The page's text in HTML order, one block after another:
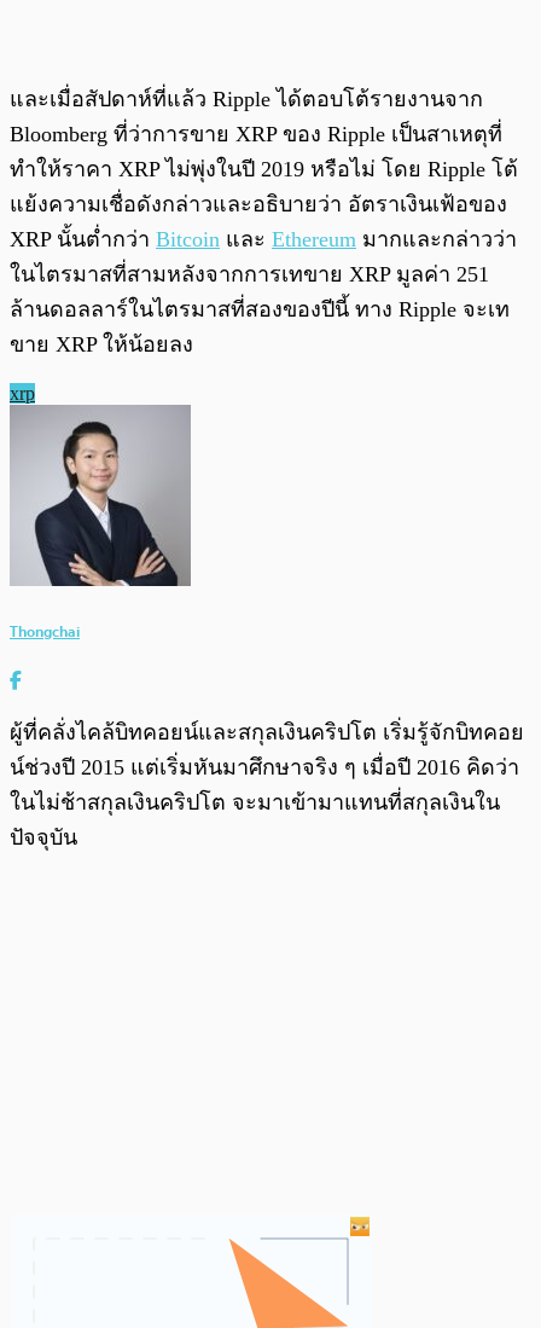
และเมื่อสัปดาห์ที่แล้ว Ripple ได้ตอบโต้รายงานจาก
Bloomberg ที่ว่าการขาย XRP ของ Ripple เป็นสาเหตุที่
ทำให้ราคา XRP ไม่พุ่งในปี 2019 หรือไม่ โดย Ripple โต้
แย้งความเชื่อดังกล่าวและอธิบายว่า อัตราเงินเฟ้อของ
XRP นั้นต่ำกว่า Bitcoin และ Ethereum มากและกล่าวว่า
ในไตรมาสที่สามหลังจากการเทขาย XRP มูลค่า 251
ล้านดอลลาร์ในไตรมาสที่สองของปีนี้ ทาง Ripple จะเท
ขาย XRP ให้น้อยลง
xrp
Thongchai
ผู้ที่คลั่งไคล้บิทคอยน์และสกุลเงินคริปโต เริ่มรู้จักบิทคอย
น์ช่วงปี 2015 แต่เริ่มหันมาศึกษาจริง ๆ เมื่อปี 2016 คิดว่า
ในไม่ช้าสกุลเงินคริปโต จะมาเข้ามาแทนที่สกุลเงินใน
ปัจจุบัน